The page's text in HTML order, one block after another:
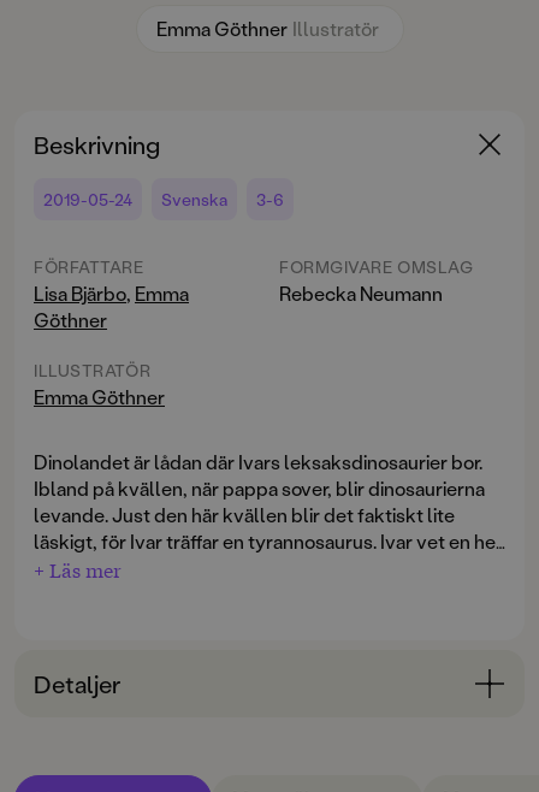
Emma Göthner Illustratör
Beskrivning
2019-05-24 Svenska 3-6
FÖRFATTARE
Lisa Bjärbo, Emma
Göthner
ILLUSTRATÖR
Emma Göthner
FORMGIVARE OMSLAG
Rebecka Neumann
Dinolandet är lådan där Ivars leksaksdinosaurier bor.
Ibland på kvällen, när pappa sover, blir dinosaurierna
levande. Just den här kvällen blir det faktiskt lite
läskigt, för Ivar träffar en tyrannosaurus. Ivar vet en hel
del om tyrannosaurusar, att de är jättestora till
bara väldigt leksugen.
sig själv i Mina vänner-format.
+ Läs mer
Detaljer
ÅLDERSGRUPP